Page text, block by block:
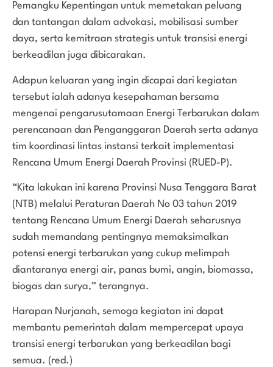
Pemangku Kepentingan untuk memetakan peluang
dan tantangan dalam advokasi, mobilisasi sumber
daya, serta kemitraan strategis untuk transisi energi
berkeadilan juga dibicarakan.
Adapun keluaran yang ingin dicapai dari kegiatan
tersebut ialah adanya kesepahaman bersama
mengenai pengarusutamaan Energi Terbarukan dalam
perencanaan dan Penganggaran Daerah serta adanya
tim koordinasi lintas instansi terkait implementasi
Rencana Umum Energi Daerah Provinsi (RUED-P).
“Kita lakukan ini karena Provinsi Nusa Tenggara Barat
(NTB) melalui Peraturan Daerah No 03 tahun 2019
tentang Rencana Umum Energi Daerah seharusnya
sudah memandang pentingnya memaksimalkan
potensi energi terbarukan yang cukup melimpah
diantaranya energi air, panas bumi, angin, biomassa,
biogas dan surya,” terangnya.
Harapan Nurjanah, semoga kegiatan ini dapat
membantu pemerintah dalam mempercepat upaya
transisi energi terbarukan yang berkeadilan bagi
semua. (red.)